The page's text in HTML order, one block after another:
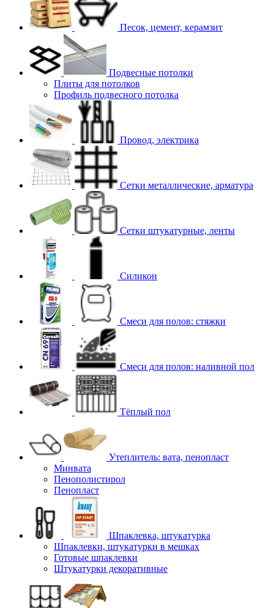
Песок, цемент, керамзит
Подвесные потолки
Плиты для потолков
Профиль подвесного потолка
Провод, электрика
Сетки металлические, арматура
Сетки штукатурные, ленты
Силикон
Смеси для полов: стяжки
Смеси для полов: наливной пол
Тёплый пол
Утеплитель: вата, пенопласт
Минвата
Пенополистирол
Пенопласт
Шпаклевка, штукатурка
Шпаклевки, штукатурки в мешках
Готовые шпаклевки
Штукатурки декоративные